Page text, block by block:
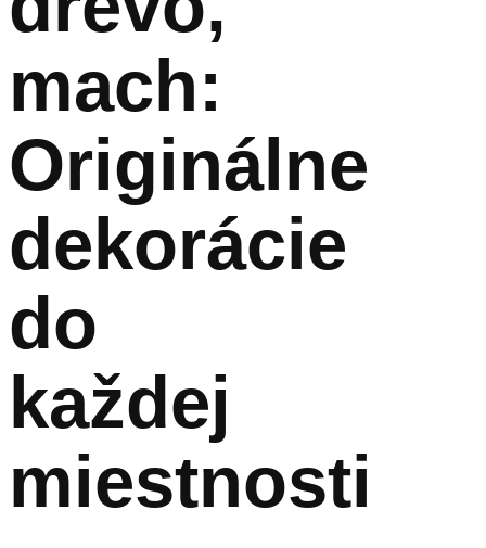
mach:
Originálne
dekorácie
do
každej
miestnosti